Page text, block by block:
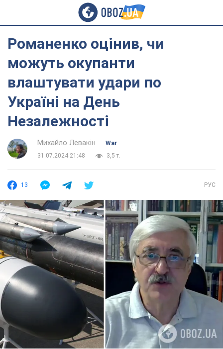
Романенко оцінив, чи
можуть окупанти
влаштувати удари по
Україні на День
Незалежності
Михайло Левакін
War
31.07.2024 21:48
3,5 т.
13 РУС